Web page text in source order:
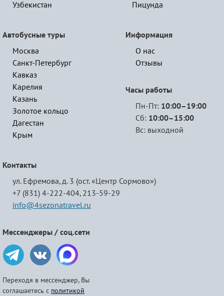
Узбекистан
Пицунда
Автобусные туры
Москва
Санкт-Петербург
Кавказ
Карелия
Казань
Золотое кольцо
Дагестан
Крым
Информация
О нас
Отзывы
Часы работы
Пн-Пт: 10:00–19:00
Сб: 10:00–15:00
Вс: выходной
Контакты
ул. Ефремова, д. 3 (ост. «Центр Сормово»)
+7 (831) 4-222-404, 213-59-29
info@4sezonatravel.ru
Мессенджеры / соц.сети
Переходя в мессенджер, Вы
соглашаетесь с политикой